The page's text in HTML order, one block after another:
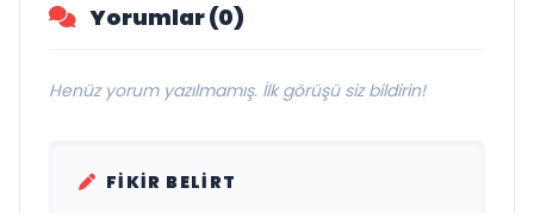
Yorumlar (0)
Henüz yorum yazılmamış. İlk görüşü siz bildirin!
FIKIR BELIRT